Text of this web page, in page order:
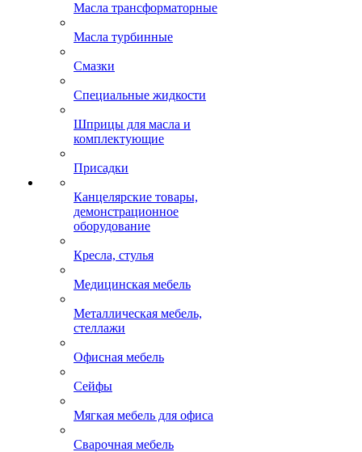
Масла трансформаторные
Масла турбинные
Смазки
Специальные жидкости
Шприцы для масла и
комплектующие
Присадки
Канцелярские товары,
демонстрационное
оборудование
Кресла, стулья
Медицинская мебель
Металлическая мебель,
стеллажи
Офисная мебель
Сейфы
Мягкая мебель для офиса
Сварочная мебель